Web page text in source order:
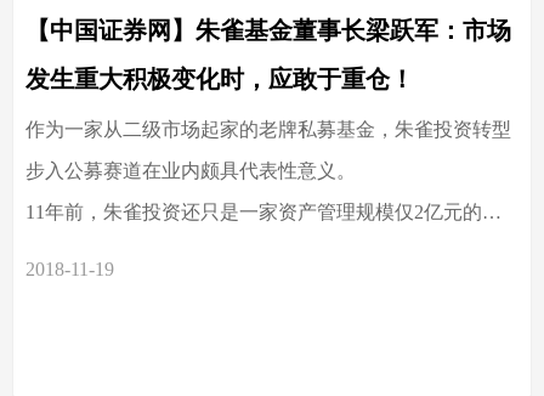
【中国证券网】朱雀基金董事长梁跃军：市场
发生重大积极变化时，应敢于重仓！
作为一家从二级市场起家的老牌私募基金，朱雀投资转型
步入公募赛道在业内颇具代表性意义。
11年前，朱雀投资还只是一家资产管理规模仅2亿元的小
2018-11-19